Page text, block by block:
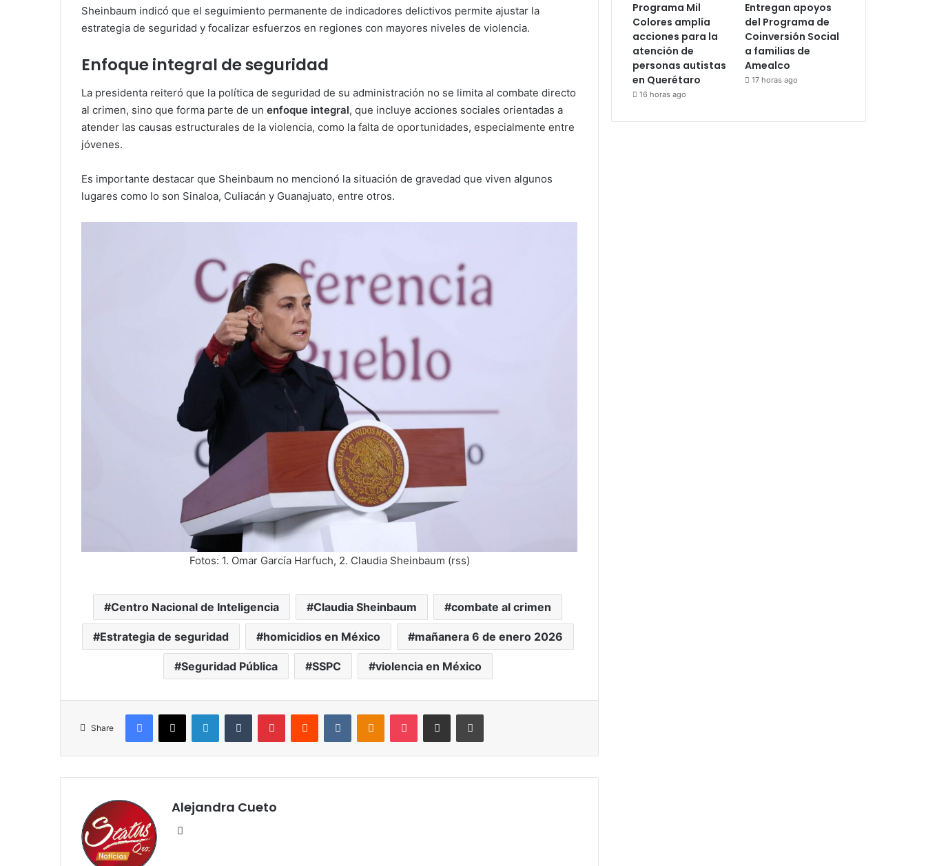
Sheinbaum indicó que el seguimiento permanente de indicadores delictivos permite ajustar la
estrategia de seguridad y focalizar esfuerzos en regiones con mayores niveles de violencia.
Enfoque integral de seguridad
La presidenta reiteró que la política de seguridad de su administración no se limita al combate directo
al crimen, sino que forma parte de un enfoque integral, que incluye acciones sociales orientadas a
atender las causas estructurales de la violencia, como la falta de oportunidades, especialmente entre
jóvenes.
Es importante destacar que Sheinbaum no mencionó la situación de gravedad que viven algunos
lugares como lo son Sinaloa, Culiacán y Guanajuato, entre otros.
Fotos: 1. Omar García Harfuch, 2. Claudia Sheinbaum (rss)
Centro Nacional de Inteligencia Claudia Sheinbaum combate al crimen
Estrategia de seguridad homicidios en México mañanera 6 de enero 2026
Seguridad Pública SSPC violencia en México
Share
Facebook
X LinkedInTumblr PinterestReddit VKontakteOdnoklassniki
Pocket Share via Email Print
Alejandra Cueto
Programa Mil
Colores amplía
acciones para la
atención de
personas autistas
en Querétaro
16 horas ago
Entregan apoyos
del Programa de
Coinversión Social
a familias de
Amealco
17 horas ago